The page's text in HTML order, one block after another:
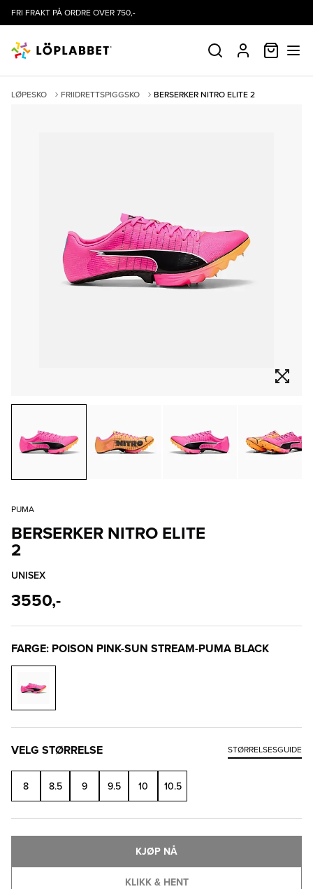
FRI FRAKT PÅ ORDRE OVER 750,-
SØK PROFIL
LØPESKO FRIIDRETTSPIGGSKO BERSERKER NITRO ELITE 2
PUMA
BERSERKER NITRO ELITE
2
UNISEX
3550,-
FARGE: POISON PINK-SUN STREAM-PUMA BLACK
VELG STØRRELSE STØRRELSESGUIDE
8 8.5 9 9.5 10 10.5
KLIKK & HENT
KJØP NÅ